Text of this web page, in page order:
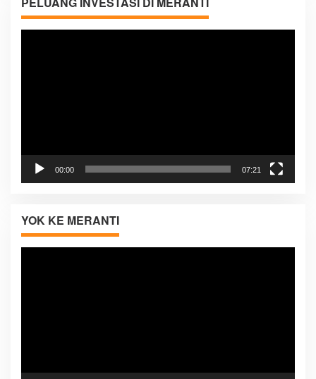
Pemutar
00:00 07:21
YOK KE MERANTI